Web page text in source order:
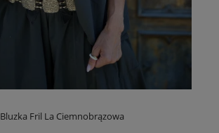
Bluzka Fril La Ciemnobrązowa